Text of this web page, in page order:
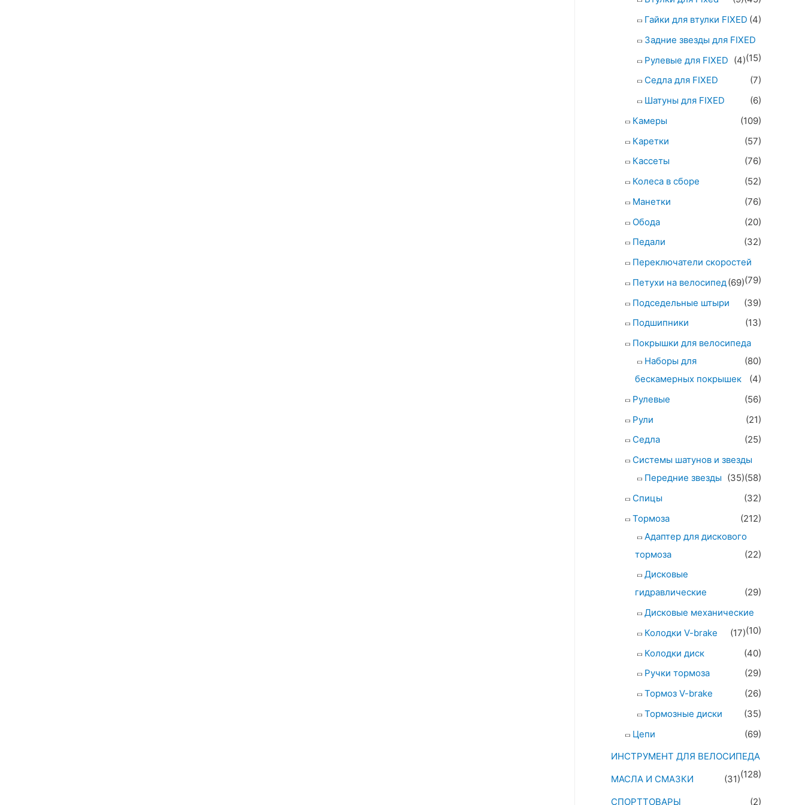
Гайки для втулки FIXED (4)
Задние звезды для FIXED
(15)
Рулевые для FIXED (4)
Седла для FIXED
(7)
Шатуны для FIXED
(6)
Камеры
(109)
Каретки
(57)
Кассеты
(76)
Колеса в сборе
(52)
Манетки
(76)
Обода
(20)
Педали
(32)
Переключатели скоростей
(79)
Петухи на велосипед(69)
Подседельные штыри
(39)
Подшипники
(13)
Покрышки для велосипеда
(80)
Наборы для
бескамерных покрышек
(4)
Рулевые
(56)
Рули
(21)
Седла
(25)
Системы шатунов и звезды
(58)
Передние звезды (35)
Спицы
(32)
Тормоза
(212)
Адаптер для дискового
тормоза
(22)
Дисковые
гидравлические
(29)
Дисковые механические
(10)
Колодки V-brake
(17)
Колодки диск
(40)
Ручки тормоза
(29)
Тормоз V-brake
(26)
Тормозные диски
(35)
Цепи
(69)
ИНСТРУМЕНТ ДЛЯ ВЕЛОСИПЕДА
(128)
МАСЛА И СМАЗКИ
(31)
СПОРТТОВАРЫ
(2)